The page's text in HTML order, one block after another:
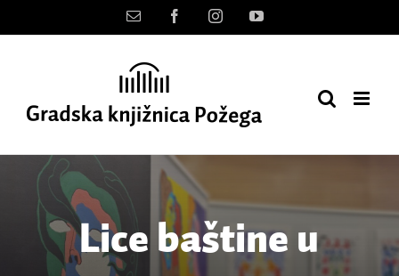
to
Kontakt FacebookInstagramYouTube
Lice baštine u